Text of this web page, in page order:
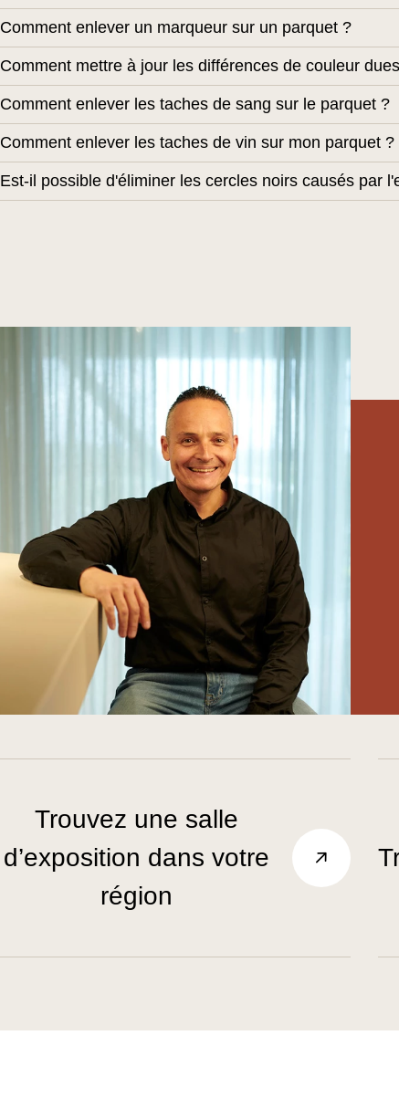
Comment enlever un marqueur sur un parquet ?
Comment mettre à jour les différences de couleur
Comment enlever les taches de sang sur le parquet ?
Comment enlever les taches de vin sur mon parquet ?
Est-il possible d'éliminer les cercles noirs causés par
Trouvez une salle
d’exposition dans votre
région